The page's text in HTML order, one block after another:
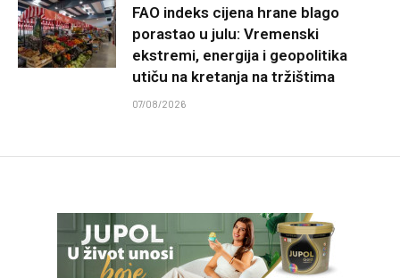
FAO indeks cijena hrane blago
porastao u julu: Vremenski
ekstremi, energija i geopolitika
utiču na kretanja na tržištima
07/08/2026